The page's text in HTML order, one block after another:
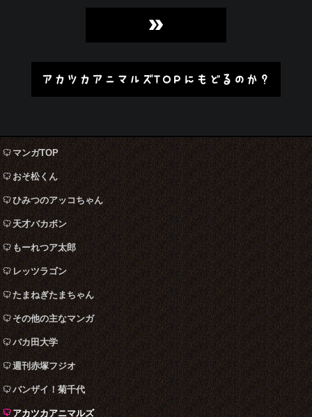
»
アカツカアニマルズTOPにもどるのか？
マンガTOP
おそ松くん
ひみつのアッコちゃん
天才バカボン
もーれつア太郎
レッツラゴン
たまねぎたまちゃん
その他の主なマンガ
バカ田大学
週刊赤塚フジオ
バンザイ！菊千代
アカツカアニマルズ